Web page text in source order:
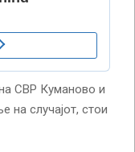
СВР Куманово и
на случајот, стои